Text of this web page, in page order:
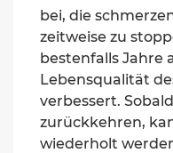
bei, die
zeitweise zu
bestenfalls Jahre
Lebensqualität
verbessert.
zurückkehren,
wiederholt